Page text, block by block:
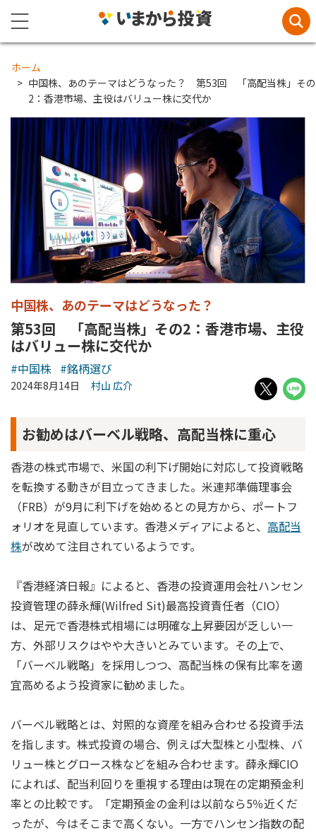
ホーム
中国株、あのテーマはどうなった？ 第53回 「高配当株」その
2：香港市場、主役はバリュー株に交代か
中国株、あのテーマはどうなった？
第53回 「高配当株」その2：香港市場、主役
はバリュー株に交代か
#中国株 #銘柄選び
2024年8月14日 村山 広介
お勧めはバーベル戦略、高配当株に重心
香港の株式市場で、米国の利下げ開始に対応して投資戦略
を転換する動きが目立ってきました。米連邦準備理事会
（FRB）が9月に利下げを始めるとの見方から、ポートフ
ォリオを見直しています。香港メディアによると、 高配当
株が改めて注目されているようです。
『香港経済日報』によると、香港の投資運用会社ハンセン
投資管理の薛永輝(Wilfred Sit)最高投資責任者（CIO）
は、足元で香港株式相場には明確な上昇要因が乏しい一
方、外部リスクはやや大きいとみています。その上で、
「バーベル戦略」を採用しつつ、高配当株の保有比率を適
宜高めるよう投資家に勧めました。
バーベル戦略とは、対照的な資産を組み合わせる投資手法
を指します。株式投資の場合、例えば大型株と小型株、バ
リュー株とグロース株などを組み合わせます。薛永輝CIO
によれば、配当利回りを重視する理由は現在の定期預金利
率との比較です。「定期預金の金利は以前なら5％近くだ
ったが、今はそこまで高くない。一方でハンセン指数の配